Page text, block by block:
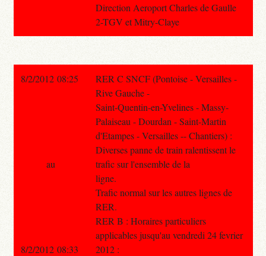
Direction Aeroport Charles de Gaulle
2-TGV et Mitry-Claye
8/2/2012 08:25
RER C SNCF (Pontoise - Versailles -
Rive Gauche -
Saint-Quentin-en-Yvelines - Massy-
Palaiseau - Dourdan - Saint-Martin
d'Etampes - Versailles -- Chantiers) :
Diverses panne de train ralentissent le
trafic sur l'ensemble de la
ligne.
Trafic normal sur les autres lignes de
RER.
RER B : Horaires particuliers
applicables jusqu'au vendredi 24 fevrier
2012 :
au
8/2/2012 08:33